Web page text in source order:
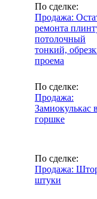
По сделке:
Продажа:
ремонта
потолочный
тонкий,
проема
По сделке:
Продажа:
Замиокулькас
горшке
По сделке:
Продажа:
штуки